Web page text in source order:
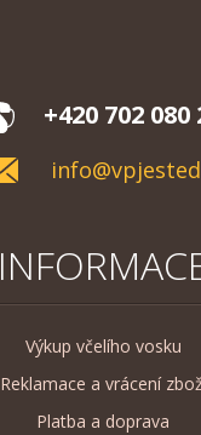
+420 702 080
Výkup včelího vosku
Reklamace a vrácení
Platba a doprava